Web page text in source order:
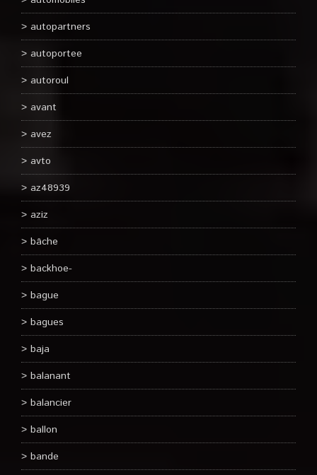
autopartners
autoportee
autoroul
avant
avez
avto
az48939
aziz
bâche
backhoe-
bague
bagues
baja
balanant
balancier
ballon
bande